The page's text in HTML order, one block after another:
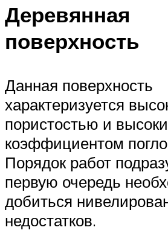
Деревянная
поверхность
Данная поверхность
характеризуется
пористостью и
коэффициентом
Порядок работ
первую очередь
добиться
недостатков.